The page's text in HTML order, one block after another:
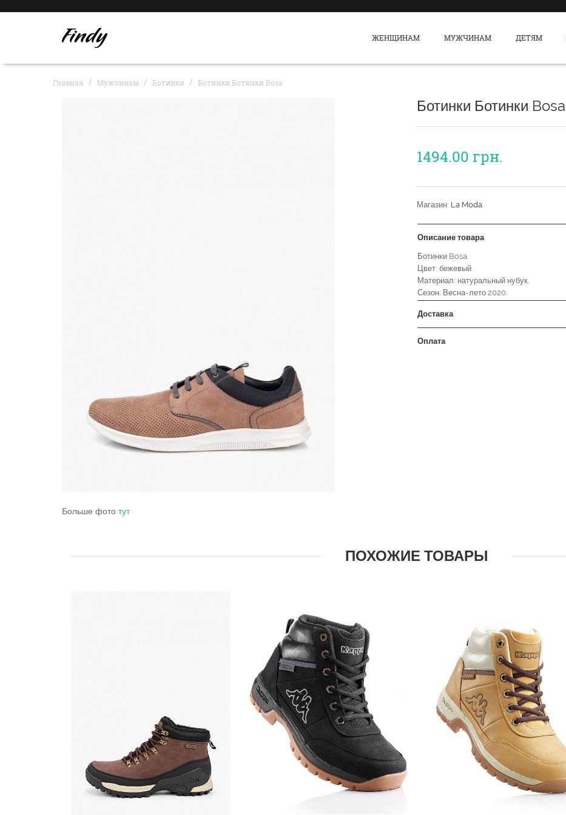
ЖЕНЩИНАМ МУЖЧИНАМ ДЕТЯМ
Главная Мужчинам Ботинки Ботинки Ботинки Bosa
Больше фото тут
Ботинки Ботинки Bosa
1494.00 грн.
Магазин: La Moda
Описание товара
Ботинки Bosa.
Цвет: бежевый.
Материал: натуральный нубук.
Сезон: Весна-лето 2020.
Доставка
Оплата
ПОХОЖИЕ ТОВАРЫ